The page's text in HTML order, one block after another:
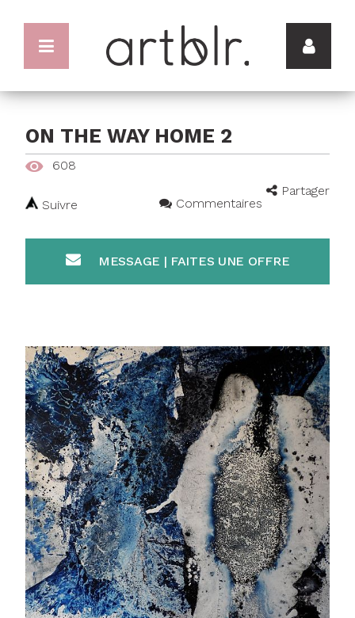
ON THE WAY HOME 2
608
Partager
Suivre
Commentaires
MESSAGE | FAITES UNE OFFRE